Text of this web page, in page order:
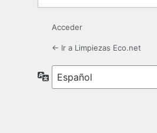
Acceder
← Ir a Limpiezas Eco.net
Idioma